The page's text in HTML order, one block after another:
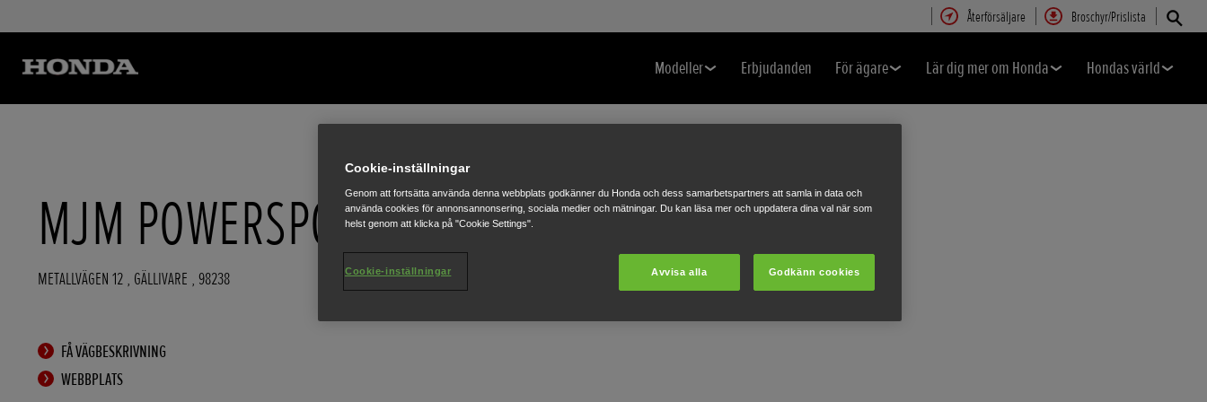
Återförsäljare Broschyr/Prislista
Modeller Erbjudanden För ägare Lär dig mer om Honda Hondas värld
MJM POWERSPORTS
METALLVÄGEN 12 , GÄLLIVARE , 98238
FÅ VÄGBESKRIVNING
WEBBPLATS
Cookie-inställningar
Genom att fortsätta använda denna webbplats godkänner du Honda och dess samarbetspartners att samla in data och
använda cookies för annonsannonsering, sociala medier och mätningar. Du kan läsa mer och uppdatera dina val när som
helst genom att klicka på "Cookie Settings".
Avvisa alla Godkänn cookies
Cookie-inställningar